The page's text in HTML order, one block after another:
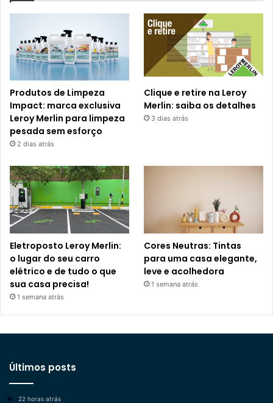
Produtos de Limpeza
Impact: marca exclusiva
Leroy Merlin para limpeza
pesada sem esforço
2 dias atrás
Clique e retire na Leroy
Merlin: saiba os detalhes
3 dias atrás
Eletroposto Leroy Merlin:
o lugar do seu carro
elétrico e de tudo o que
sua casa precisa!
1 semana atrás
Cores Neutras: Tintas
para uma casa elegante,
leve e acolhedora
1 semana atrás
Últimos posts
22 horas atrás